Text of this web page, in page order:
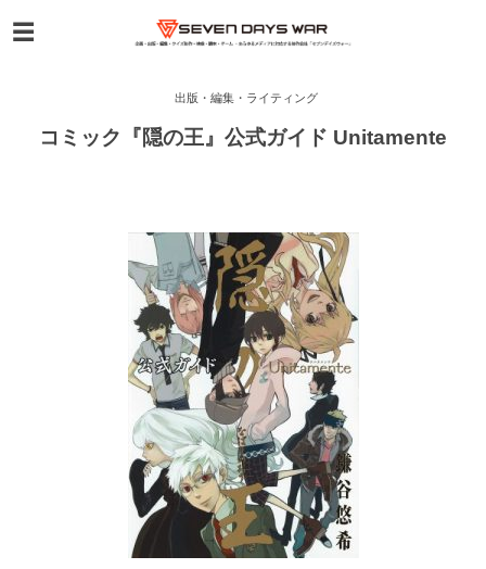
出版・編集・ライティング
コミック『隠の王』公式ガイド Unitamente